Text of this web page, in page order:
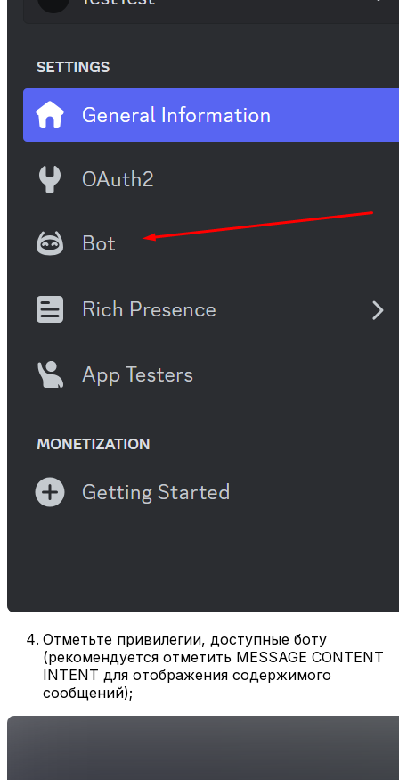
Отметьте привилегии, доступные боту
(рекомендуется отметить MESSAGE CONTENT
INTENT для отображения содержимого
сообщений);